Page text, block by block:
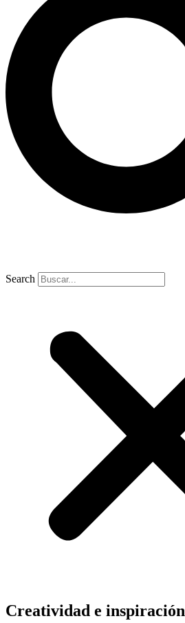
Search
Creatividad e inspiración